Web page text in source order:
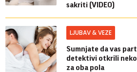
sakriti (VIDEO)
LJUBAV & VEZE
Sumnjate da vas
detektivi otkrili
za oba pola